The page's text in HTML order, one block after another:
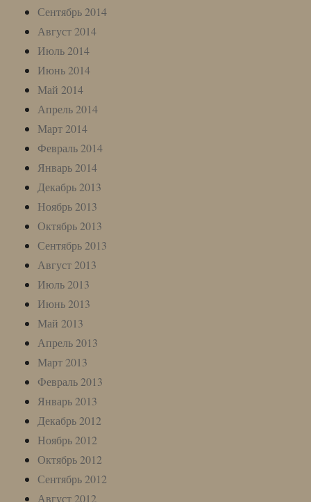
Сентябрь 2014
Август 2014
Июль 2014
Июнь 2014
Май 2014
Апрель 2014
Март 2014
Февраль 2014
Январь 2014
Декабрь 2013
Ноябрь 2013
Октябрь 2013
Сентябрь 2013
Август 2013
Июль 2013
Июнь 2013
Май 2013
Апрель 2013
Март 2013
Февраль 2013
Январь 2013
Декабрь 2012
Ноябрь 2012
Октябрь 2012
Сентябрь 2012
Август 2012